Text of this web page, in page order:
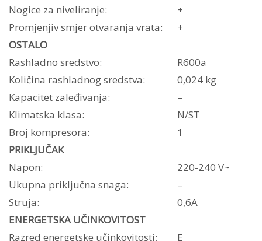
Nogice za niveliranje:
+
Promjenjiv smjer otvaranja vrata:
+
OSTALO
Rashladno sredstvo:
R600a
Količina rashladnog sredstva:
0,024 kg
Kapacitet zaleđivanja:
–
Klimatska klasa:
N/ST
Broj kompresora:
1
PRIKLJUČAK
Napon:
220-240 V~
Ukupna priključna snaga:
–
Struja:
0,6A
ENERGETSKA UČINKOVITOST
Razred energetske učinkovitosti:
E